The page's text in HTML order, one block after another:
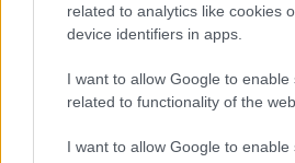
related to analytics like cookies
device identifiers in apps.
I want to allow Google to enable
related to functionality of the
I want to allow Google to enable
Quanti sono gli incrementi
Taiwan per i meccanici?
dipendenti ottengono
È probabile che i meccanici di